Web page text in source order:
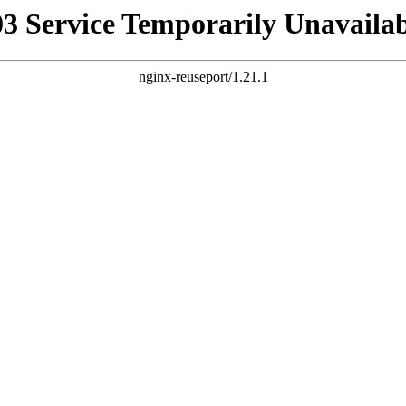
Service Temporarily
nginx-reuseport/1.21.1